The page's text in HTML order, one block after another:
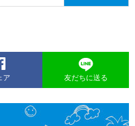
ア 友だちに送る